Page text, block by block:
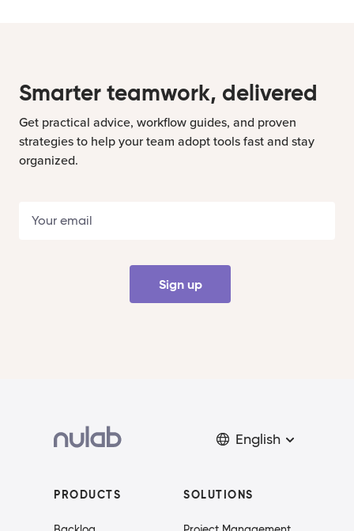
Smarter teamwork, delivered
Get practical advice, workflow guides, and proven
strategies to help your team adopt tools fast and stay
organized.
Sign up
English
PRODUCTS SOLUTIONS